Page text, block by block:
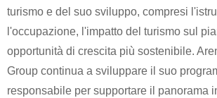
turismo e del suo sviluppo, compresi
l'occupazione, l'impatto del turismo sul
opportunità di crescita più sostenibile.
Group continua a sviluppare il suo
responsabile per supportare il panorama